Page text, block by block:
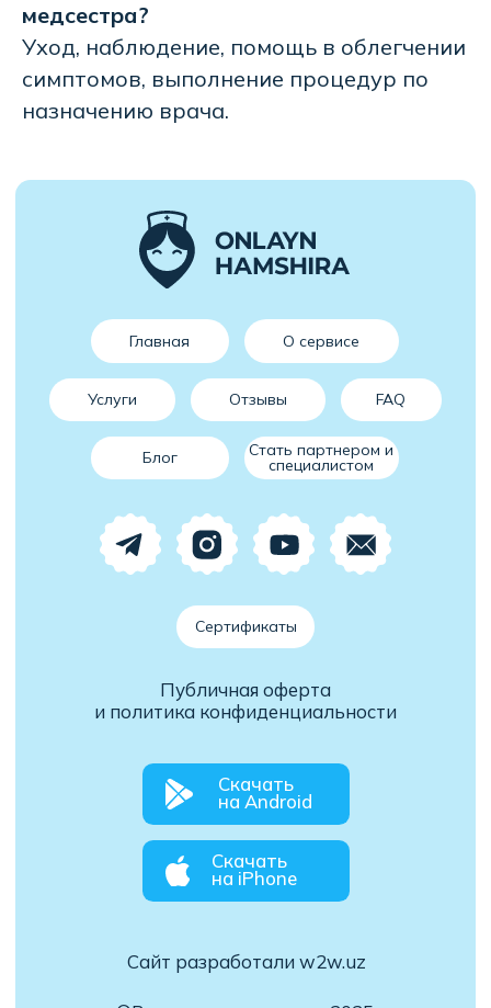
медсестра?
Уход, наблюдение, помощь в облегчении
симптомов, выполнение процедур по
назначению врача.